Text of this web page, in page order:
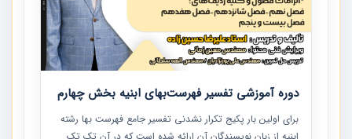
دوره آموزشی تفسیر فهرست‌بهای ابنیه بخش چهارم
برای اولین بار پکیج تکرار نشدنی تفسیر جامع فهرست بها رشته